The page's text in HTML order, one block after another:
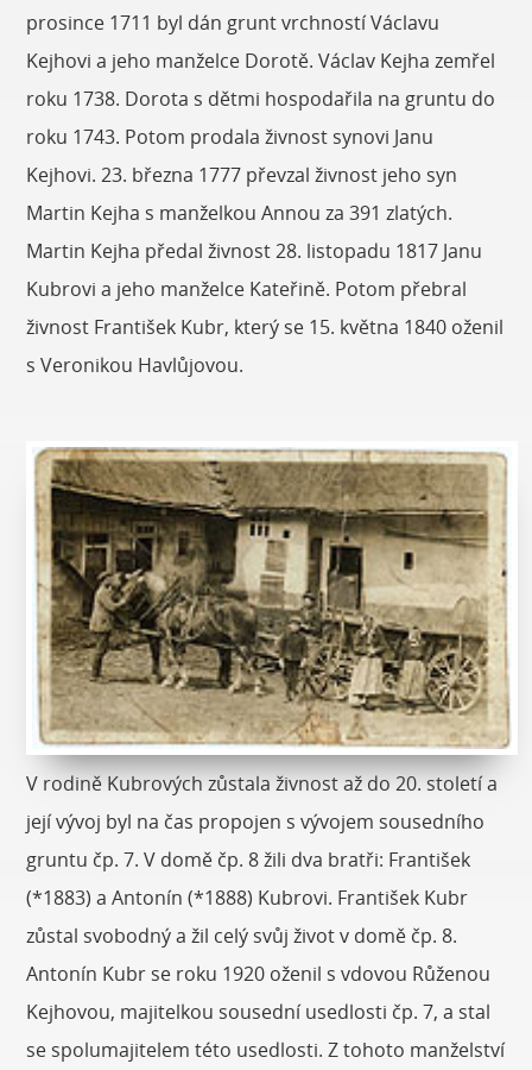
prosince 1711 byl dán grunt vrchností Václavu
Kejhovi a jeho manželce Dorotě. Václav Kejha zemřel
roku 1738. Dorota s dětmi hospodařila na gruntu do
roku 1743. Potom prodala živnost synovi Janu
Kejhovi. 23. března 1777 převzal živnost jeho syn
Martin Kejha s manželkou Annou za 391 zlatých.
Martin Kejha předal živnost 28. listopadu 1817 Janu
Kubrovi a jeho manželce Kateřině. Potom přebral
živnost František Kubr, který se 15. května 1840 oženil
s Veronikou Havlůjovou.
V rodině Kubrových zůstala živnost až do 20. století a
její vývoj byl na čas propojen s vývojem sousedního
gruntu čp. 7. V domě čp. 8 žili dva bratři: František
(*1883) a Antonín (*1888) Kubrovi. František Kubr
zůstal svobodný a žil celý svůj život v domě čp. 8.
Antonín Kubr se roku 1920 oženil s vdovou Růženou
Kejhovou, majitelkou sousední usedlosti čp. 7, a stal
se spolumajitelem této usedlosti. Z tohoto manželství